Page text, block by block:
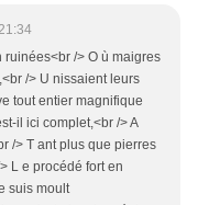
/> O ù maigres
/> U nissaient leurs
tout entier magnifique
il ici complet,<br /> A
/> T ant plus que pierres
L e procédé fort en
suis moult